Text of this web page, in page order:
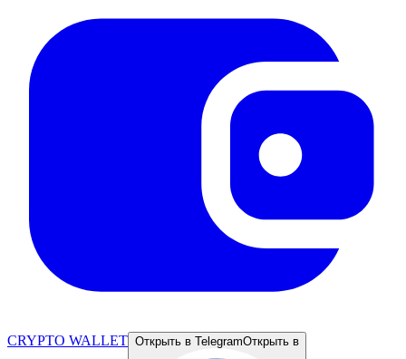
CRYPTO WALLET Открыть в TelegramОткрыть в